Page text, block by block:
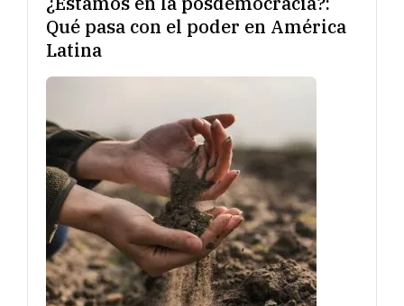
Qué pasa con el poder en América
Latina